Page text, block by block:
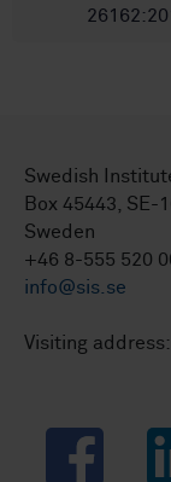
Swedish
Box 45443, SE-
Sweden
+46 8-555 520
info@sis.se
Visiting
Facebook